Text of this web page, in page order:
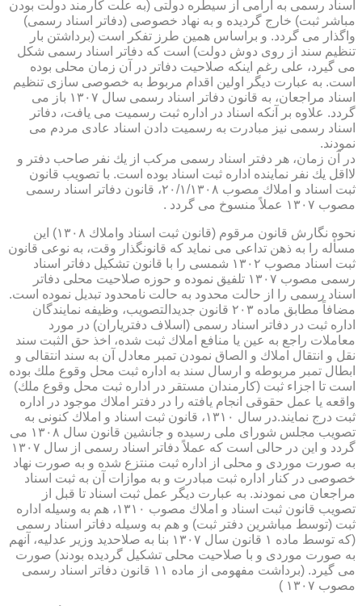
اسناد رسمی به آرامی از سیطره دولتی (به علت كارمند دولت بودن
مباشر ثبت) خارج گردیده و به نهاد خصوصی (دفاتر اسناد رسمی)
واگذار می گردد. و براساس همین طرز تفكر است (برداشتن بار
تنظیم سند از روی دوش دولت) است كه دفاتر اسناد رسمی شكل
می گیرد، علی رغم اینكه صلاحیت دفاتر در آن زمان محلی بوده
است. به عبارت دیگر اولین اقدام مربوط به خصوصی سازی تنظیم
اسناد مراجعان، به قانون دفاتر اسناد رسمی سال ۱۳۰۷ باز می
گردد. علاوه بر آنكه اسناد در اداره ثبت رسمیت می یافت، دفاتر
اسناد رسمی نیز مبادرت به رسمیت دادن اسناد عادی مردم می
نمودند.
در آن زمان، هر دفتر اسناد رسمی مركب از یك نفر صاحب دفتر و
لااقل یك نفر نماینده اداره ثبت اسناد بوده است. با تصویب قانون
ثبت اسناد و املاك مصوب ۲۰/۱/۱۳۰۸، قانون دفاتر اسناد رسمی
مصوب ۱۳۰۷ عملاً منسوخ می گردد .
نحوه نگارش قانون مرقوم (قانون ثبت اسناد واملاك ۱۳۰۸) این
مسأله را به ذهن تداعی می نماید كه قانونگذار وقت، به نوعی قانون
ثبت اسناد مصوب ۱۳۰۲ شمسی را با قانون تشكیل دفاتر اسناد
رسمی مصوب ۱۳۰۷ تلفیق نموده و حوزه صلاحیت محلی دفاتر
اسناد رسمی را از حالت محدود به حالت نامحدود تبدیل نموده است.
مضافاً مطابق ماده ۲۰۳ قانون جدیدالتصویب، وظیفه نمایندگان
اداره ثبت در دفاتر اسناد رسمی (اسلاف دفتریاران) در مورد
معاملات راجع به عین یا منافع املاك ثبت شده، اخذ حق الثبت سند
نقل و انتقال املاك و الصاق نمودن تمبر معادل آن به سند انتقالی و
ابطال تمبر مربوطه و ارسال سند به اداره ثبت محل وقوع ملك بوده
است تا اجزاء ثبت (كارمندان مستقر در اداره ثبت محل وقوع ملك)
واقعه یا عمل حقوقی انجام یافته را در دفتر املاك موجود در اداره
ثبت درج نمایند.در سال ۱۳۱۰، قانون ثبت اسناد و املاك كنونی به
تصویب مجلس شورای ملی رسیده و جانشین قانون سال ۱۳۰۸ می
گردد و این در حالی است كه عملاً دفاتر اسناد رسمی از سال ۱۳۰۷
به صورت موردی و محلی از اداره ثبت منتزع شده و به صورت نهاد
خصوصی در كنار اداره ثبت مبادرت و به موازات آن به ثبت اسناد
مراجعان می نمودند. به عبارت دیگر عمل ثبت اسناد تا قبل از
تصویب قانون ثبت اسناد و املاك مصوب ۱۳۱۰، هم به وسیله اداره
ثبت (توسط مباشرین دفتر ثبت) و هم به وسیله دفاتر اسناد رسمی
(كه توسط ماده ۱ قانون سال ۱۳۰۷ بنا به صلاحدید وزیر عدلیه، آنهم
به صورت موردی و با صلاحیت محلی تشكیل گردیده بودند) صورت
می گیرد. (برداشت مفهومی از ماده ۱۱ قانون دفاتر اسناد رسمی
مصوب ۱۳۰۷ )